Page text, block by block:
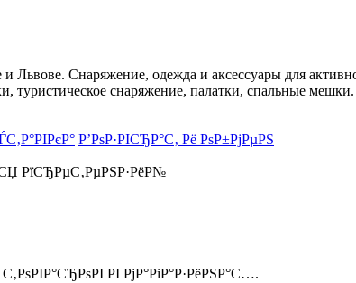
Снаряжение, одежда и аксессуары для
снаряжение, палатки, спальные
Р’РѕР·РІСЂР°С‚ Рё РѕР±РјРµРЅ
РїСЂРµС‚РµРЅР·РёР№
РІ РјР°РіР°Р·РёРЅР°С….